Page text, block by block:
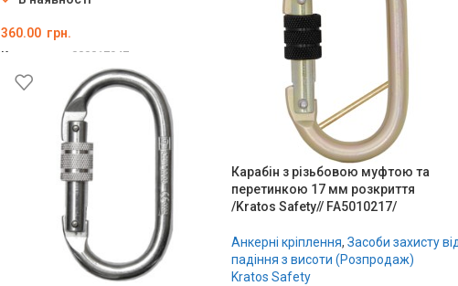
360.00 грн.
Код товару: 000017947
ДОДАТИ В КОШИК
Карабін з різьбовою муфтою та
перетинкою 17 мм розкриття
/Kratos Safety// FA5010217/
Анкерні кріплення, Засоби захисту
падіння з висоти (Розпродаж)
Kratos Safety